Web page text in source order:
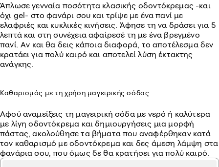
Άπλωσε γενναία ποσότητα κλασικής οδοντόκρεμας -και
όχι gel- στο φανάρι σου και τρίψε με ένα πανί με
ελαφριές και κυκλικές κινήσεις. Άφησε τη να δράσει για 5
λεπτά και στη συνέχεια αφαίρεσέ τη με ένα βρεγμένο
πανί. Αν και θα δεις κάποια διαφορά, το αποτέλεσμα δεν
κρατάει για πολύ καιρό και αποτελεί λύση έκτακτης
ανάγκης.
Καθαρισμός με τη χρήση μαγειρικής σόδας
Αφού αναμείξεις τη μαγειρική σόδα με νερό ή καλύτερα
με λίγη οδοντόκρεμα και δημιουργήσεις μια μορφή
πάστας, ακολούθησε τα βήματα που αναφέρθηκαν κατά
τον καθαρισμό με οδοντόκρεμα και δες άμεση λάμψη στα
φανάρια σου, που όμως δε θα κρατήσει για πολύ καιρό.